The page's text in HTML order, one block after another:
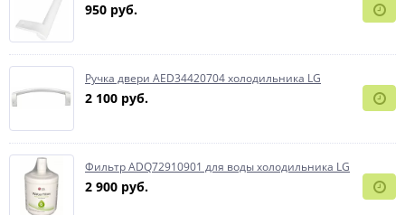
950 руб.
Ручка двери AED34420704 холодильника LG
2 100 руб.
Фильтр ADQ72910901 для воды холодильника LG
2 900 руб.